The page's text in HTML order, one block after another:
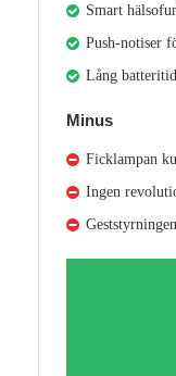
Smart
Push-notiser
Lång
Minus
Ficklampan
Ingen